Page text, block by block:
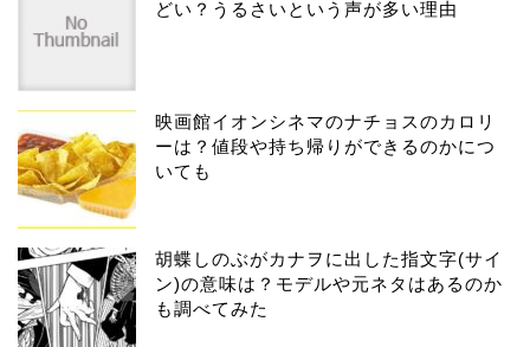
どい？うるさいという声が多い理由
映画館イオンシネマのナチョスのカロリ
ーは？値段や持ち帰りができるのかにつ
いても
胡蝶しのぶがカナヲに出した指文字(サイ
ン)の意味は？モデルや元ネタはあるのか
も調べてみた